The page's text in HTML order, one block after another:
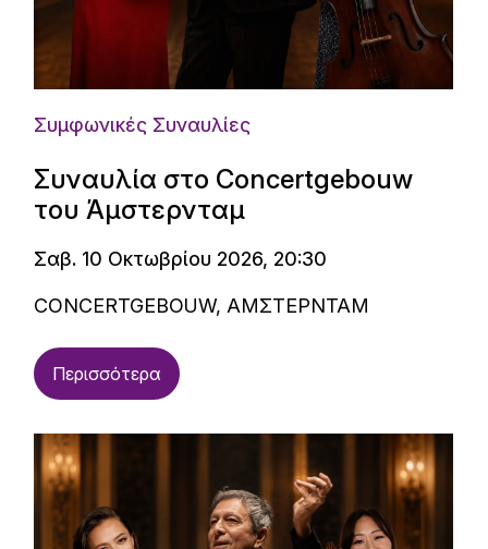
Συμφωνικές Συναυλίες
Συναυλία στο Concertgebouw
του Άμστερνταμ
Σαβ. 10 Οκτωβρίου 2026, 20:30
CONCERTGEBOUW, ΑΜΣΤΕΡΝΤΑΜ
Περισσότερα